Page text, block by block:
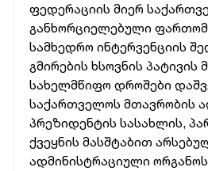
ფედერაციის მიერ
განხორციელებული
სამხედრო ინტერვენციის
გმირების ხსოვნის პატივის
სახელმწიფო დროშები
საქართველოს მთავრობის
პრეზიდენტის სასახლის,
ქვეყნის მასშტაბით
ადმინისტრაციული ორგანოს